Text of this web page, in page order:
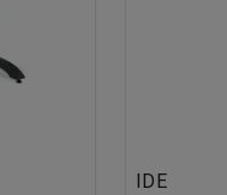
IDE